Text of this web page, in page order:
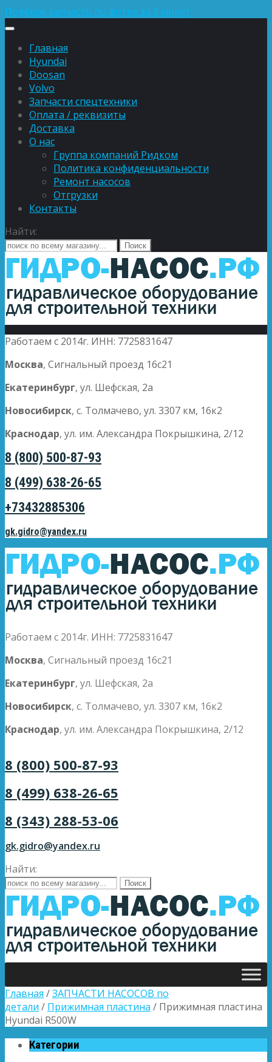
Подберу запчасть по фотке за 5 минут
Главная
Hyundai
Doosan
Volvo
Запчасти спецтехники
Оплата / реквизиты
Доставка
О нас
Группа компаний Ридком
Политика конфиденциальности
Ремонт насосов
Отгрузки
Контакты
Найти:
Работаем с 2014г. ИНН: 7725831647
Москва, Сигнальный проезд 16с21
Екатеринбург, ул. Шефская, 2а
Новосибирск, с. Толмачево, ул. 3307 км, 16к2
Краснодар, ул. им. Александра Покрышкина, 2/12
8 (800) 500-87-93
8 (499) 638-26-65
+73432885306
gk.gidro@yandex.ru
Работаем с 2014г. ИНН: 7725831647
Москва, Сигнальный проезд 16с21
Екатеринбург, ул. Шефская, 2а
Новосибирск, с. Толмачево, ул. 3307 км, 16к2
Краснодар, ул. им. Александра Покрышкина, 2/12
8 (800) 500-87-93
8 (499) 638-26-65
8 (343) 288-53-06
gk.gidro@yandex.ru
Найти:
Главная /ЗАПЧАСТИ НАСОСОВ по
детали / Прижимная пластина / Прижимная пластина
Hyundai R500W
Категории